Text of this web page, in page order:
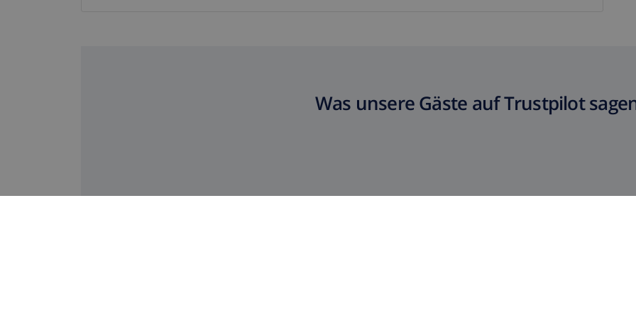
Was unsere Gäste auf Trustpilot